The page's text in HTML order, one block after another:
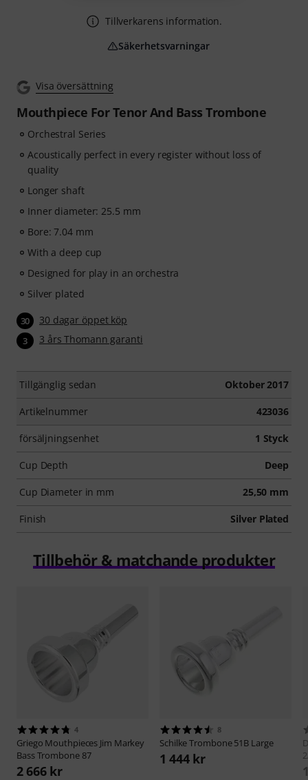
Visa översättning
Mouthpiece For Tenor And Bass Trombone
Orchestral Series
Acoustically perfect in every register without loss of
quality
Longer shaft
Inner diameter: 25.5 mm
Bore: 7.04 mm
With a deep cup
Designed for play in an orchestra
Silver plated
30 30 dagar öppet köp
3 3 års Thomann garanti
Tillgänglig sedan Oktober 2017
Artikelnummer 423036
försäljningsenhet 1 Styck
Cup Depth Deep
Cup Diameter in mm 25,50 mm
Finish Silver Plated
Tillverkarens information.
Säkerhetsvarningar
Tillbehör & matchande produkter
4
Griego Mouthpieces Jim Markey
Bass Trombone 87
2 666 kr
8
SchilkeTrombone 51B Large
1 444 kr